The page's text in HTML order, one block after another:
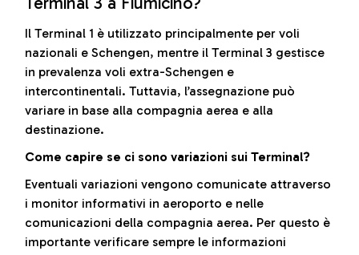
Il Terminal 1 è utilizzato principalmente per voli
nazionali e Schengen, mentre il Terminal 3 gestisce
in prevalenza voli extra-Schengen e
intercontinentali. Tuttavia, l’assegnazione può
variare in base alla compagnia aerea e alla
destinazione.
Come capire se ci sono variazioni sui Terminal?
Eventuali variazioni vengono comunicate attraverso
i monitor informativi in aeroporto e nelle
comunicazioni della compagnia aerea. Per questo è
importante verificare sempre le informazioni